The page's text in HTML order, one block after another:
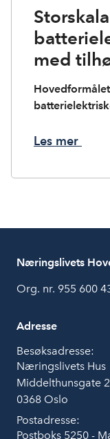
med
Les mer
Næringslivets
Org. nr. 955 600
Adresse
Besøksadresse:
Næringslivets Hus
Middelthunsgate
0368 Oslo
Postadresse:
Postboks 5250 -